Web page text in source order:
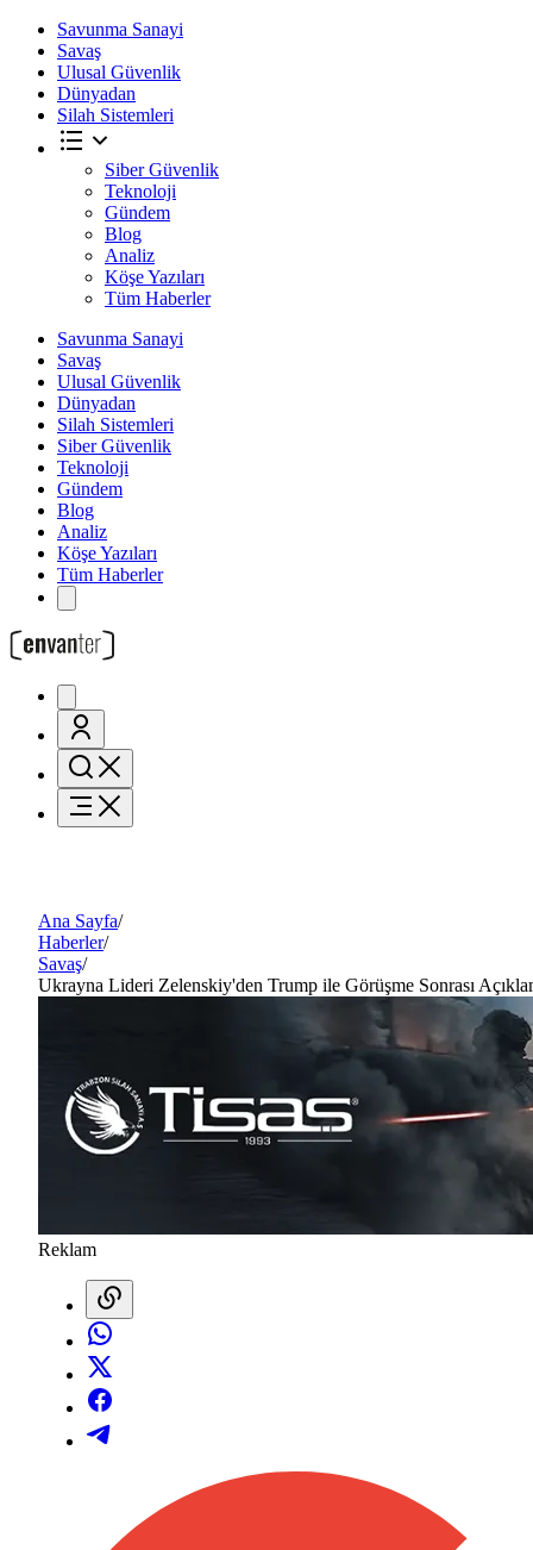
Savunma Sanayi
Savaş
Ulusal Güvenlik
Dünyadan
Silah Sistemleri
Siber Güvenlik
Teknoloji
Gündem
Blog
Analiz
Köşe Yazıları
Tüm Haberler
Savunma Sanayi
Savaş
Ulusal Güvenlik
Dünyadan
Silah Sistemleri
Siber Güvenlik
Teknoloji
Gündem
Blog
Analiz
Köşe Yazıları
Tüm Haberler
Ana Sayfa/
Haberler/
Savaş/
Ukrayna Lideri Zelenskiy'den Trump ile Görüşme Sonrası
Reklam